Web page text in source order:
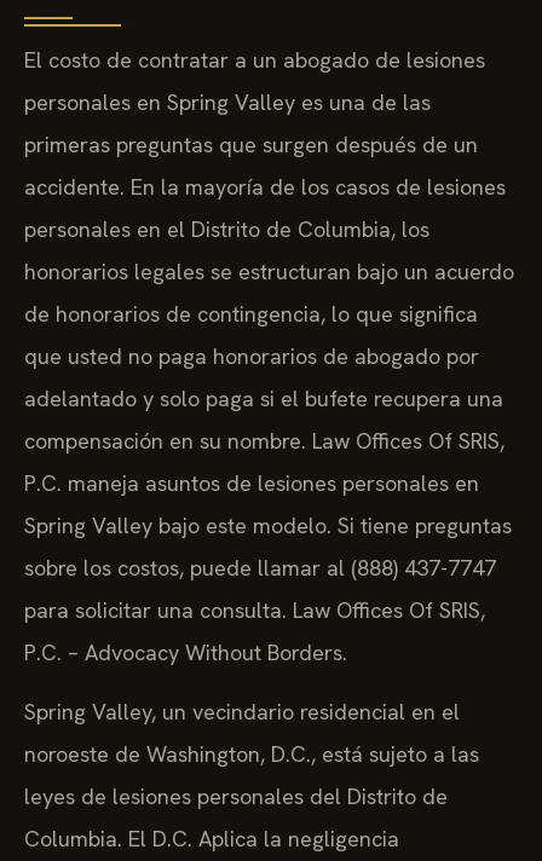
El costo de contratar a un abogado de lesiones
personales en Spring Valley es una de las
primeras preguntas que surgen después de un
accidente. En la mayoría de los casos de lesiones
personales en el Distrito de Columbia, los
honorarios legales se estructuran bajo un acuerdo
de honorarios de contingencia, lo que significa
que usted no paga honorarios de abogado por
adelantado y solo paga si el bufete recupera una
compensación en su nombre. Law Offices Of SRIS,
P.C. maneja asuntos de lesiones personales en
Spring Valley bajo este modelo. Si tiene preguntas
sobre los costos, puede llamar al (888) 437-7747
para solicitar una consulta. Law Offices Of SRIS,
P.C. – Advocacy Without Borders.
Spring Valley, un vecindario residencial en el
noroeste de Washington, D.C., está sujeto a las
leyes de lesiones personales del Distrito de
Columbia. El D.C. Aplica la negligencia